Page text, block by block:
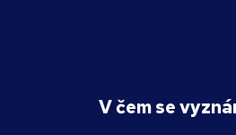
V čem se